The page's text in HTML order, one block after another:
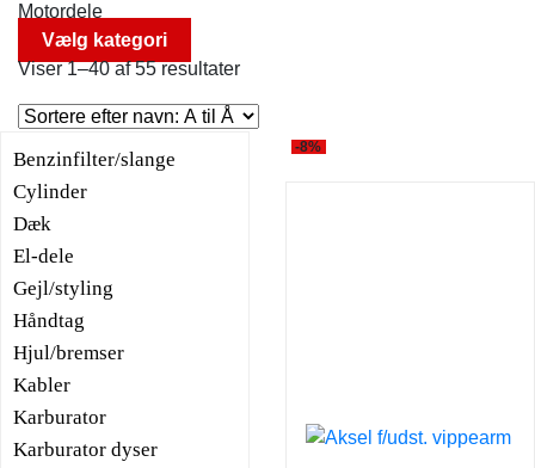
Motordele
Vælg kategori
Viser 1–40 af 55 resultater
Benzinfilter/slange
Cylinder
Dæk
El-dele
Gejl/styling
Håndtag
Hjul/bremser
Kabler
Karburator
Karburator dyser
-8%